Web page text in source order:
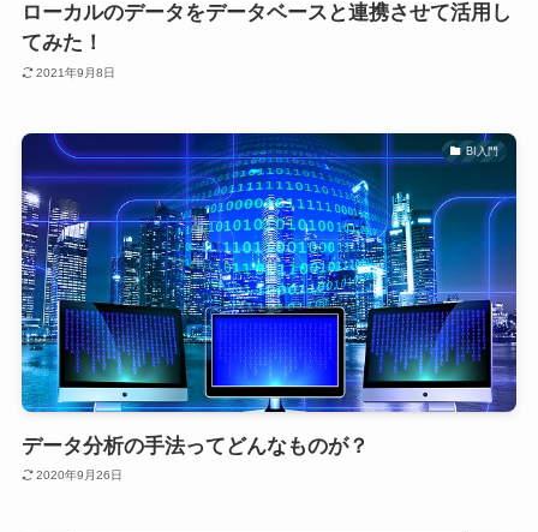
ローカルのデータをデータベースと連携させて活用し
てみた！
2021年9月8日
BI入門
データ分析の手法ってどんなものが？
2020年9月26日